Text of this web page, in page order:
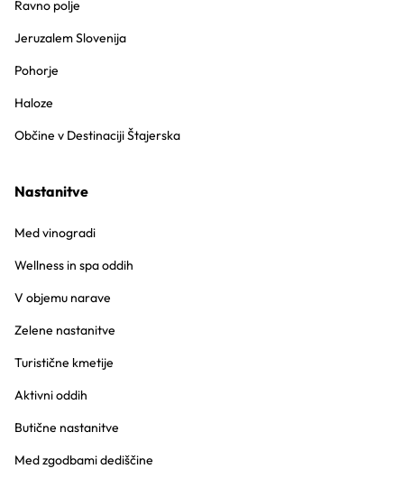
Ravno polje
Jeruzalem Slovenija
Pohorje
Haloze
Občine v Destinaciji Štajerska
Nastanitve
Med vinogradi
Wellness in spa oddih
V objemu narave
Zelene nastanitve
Turistične kmetije
Aktivni oddih
Butične nastanitve
Med zgodbami dediščine